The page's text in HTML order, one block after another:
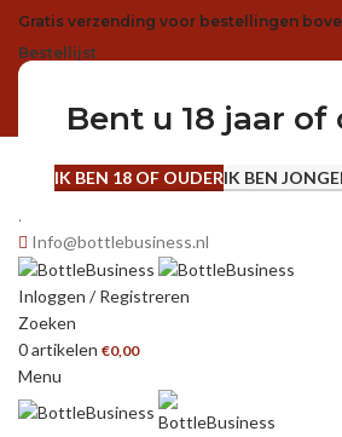
Bent u 18 jaar of
IK BEN 18 OF OUDERIK BEN
Gratis verzending voor bestellingen
Bestellijst
Telefoon
+31 6 188 448 52
E-mail
Info@bottlebusiness.nl
Inloggen / Registreren
Zoeken
0artikelen €0,00
Menu